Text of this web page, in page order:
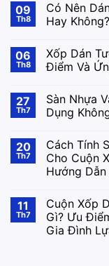
09
Th8
Có Nên
Hay Không?
06
Th8
Xốp Dán
Điểm Và
27
Th7
Sàn Nhựa
Dụng
20
Th7
Cách Tính
Cho Cuộn
Hướng
11
Th7
Cuộn Xốp
Gì? Ưu
Gia Đình